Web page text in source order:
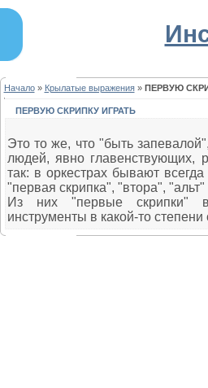
Начало» Крылатые выражения» ПЕРВУЮ
ПЕРВУЮ СКРИПКУ ИГРАТЬ
Это то же, что "быть
людей, явно главенствующих,
так: в оркестрах бывают
"первая скрипка", "втора", "альт"
Из них "первые скрипки"
инструменты в какой-то